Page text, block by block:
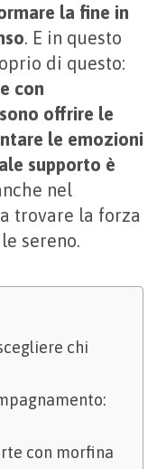
la fine in
. E in questo
di questo:
con
offrire le
le emozioni
supporto è
nel
trovare la forza
sereno.
chi
con morfina